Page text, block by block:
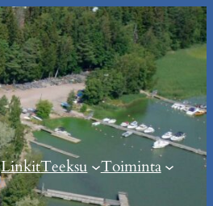
LinkitTeeksu Toiminta